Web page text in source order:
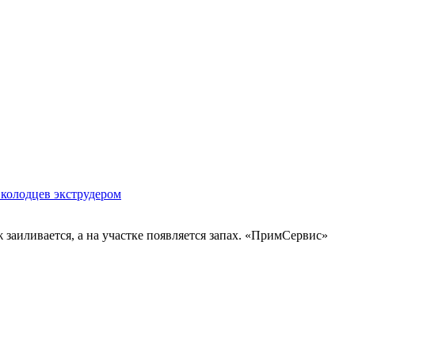
экструдером
а на участке появляется запах. «ПримСервис»